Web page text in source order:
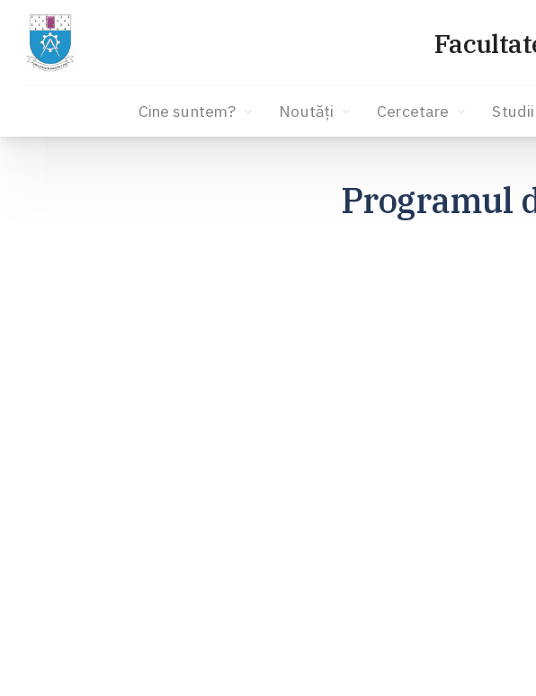
Cine suntem? Noutăți Cercetare Studii
Programul